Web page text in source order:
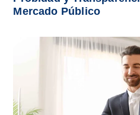
Mercado Público